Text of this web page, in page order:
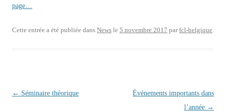
page…
Cette entrée a été publiée dans News le 5 novembre 2017 parfcl-belgique.
Navigation des articles
← Séminaire théorique
Évènements importants dans
l’année →